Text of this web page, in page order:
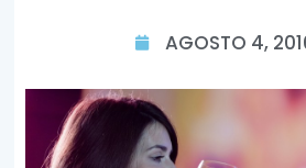
AGOSTO 4,